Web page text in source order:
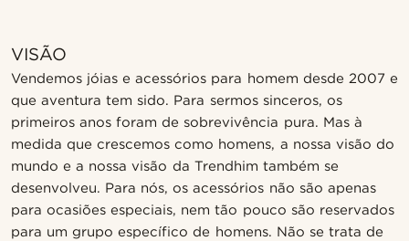
VISÃO
Vendemos jóias e acessórios para homem desde 2007 e
que aventura tem sido. Para sermos sinceros, os
primeiros anos foram de sobrevivência pura. Mas à
medida que crescemos como homens, a nossa visão do
mundo e a nossa visão da Trendhim também se
desenvolveu. Para nós, os acessórios não são apenas
para ocasiões especiais, nem tão pouco são reservados
para um grupo específico de homens. Não se trata de